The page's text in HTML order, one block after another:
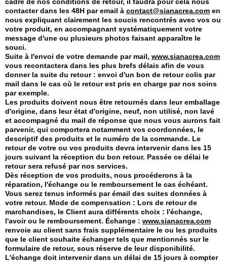
contacter dans les 48H par email à contact@sianacrea.com en
nous expliquant clairement les soucis rencontrés avec vos ou
votre produit, en accompagnant systématiquement votre
message d'une ou plusieurs photos faisant apparaître le
souci.
Suite à l'envoi de votre demande par mail, www.sianacrea.com
vous recontactera dans les plus brefs délais afin de vous
donner la suite du retour : envoi d'un bon de retour colis par
mail dans le cas où le retour est pris en charge par nos soins
par exemple.
Les produits doivent nous être retournés dans leur emballage
d'origine, dans leur état d'origine, neuf, non utilisé, non lavé
et accompagné du mail de réponse que nous vous aurons fait
parvenir, qui comportera notamment vos coordonnées, le
descriptif des produits et le numéro de la commande. Le
retour de votre ou vos produits devra intervenir dans les 15
jours suivant la réception du bon retour. Passée ce délai le
retour sera refusé par nos services.
Dès réception de vos produits, nous procéderons à la
réparation, l'échange ou le remboursement le cas échéant.
Vous serez tenus informés par émail des suites données à
votre retour. Mode de compensation : Lors de retour de
marchandises, le Client aura différents choix : l'échange,
l'avoir ou le remboursement. Échange : www.sianacrea.com
renvoie au client sans frais supplémentaire le ou les produits
que le client souhaite échanger tels que mentionnés sur le
formulaire de retour, sous réserve de leur disponibilité.
L'échange doit intervenir dans un délai de 15 jours à compter